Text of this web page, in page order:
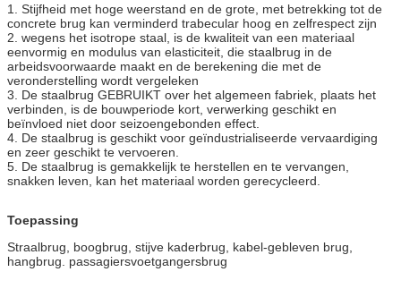
1. Stijfheid met hoge weerstand en de grote, met betrekking tot de
concrete brug kan verminderd trabecular hoog en zelfrespect zijn
2. wegens het isotrope staal, is de kwaliteit van een materiaal
eenvormig en modulus van elasticiteit, die staalbrug in de
arbeidsvoorwaarde maakt en de berekening die met de
veronderstelling wordt vergeleken
3. De staalbrug GEBRUIKT over het algemeen fabriek, plaats het
verbinden, is de bouwperiode kort, verwerking geschikt en
beïnvloed niet door seizoengebonden effect.
4. De staalbrug is geschikt voor geïndustrialiseerde vervaardiging
en zeer geschikt te vervoeren.
5. De staalbrug is gemakkelijk te herstellen en te vervangen,
snakken leven, kan het materiaal worden gerecycleerd.
Toepassing
Straalbrug, boogbrug, stijve kaderbrug, kabel-gebleven brug,
hangbrug. passagiersvoetgangersbrug